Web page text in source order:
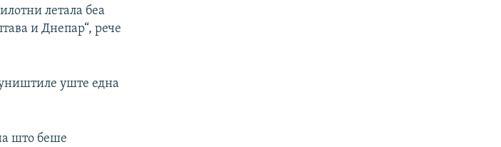
летала беа
и Днепар“, рече
уште една
што беше